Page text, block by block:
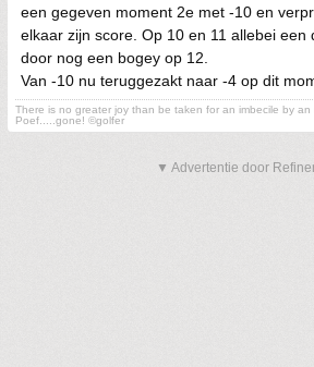
een gegeven moment 2e met -10 en
elkaar zijn score. Op 10 en 11 allebei een
door nog een bogey op 12.
Van -10 nu teruggezakt naar -4 op dit
There is no greater joy than be taken for an imbecile by an
Poef.....gone! ©golfer
▼ Advertentie door